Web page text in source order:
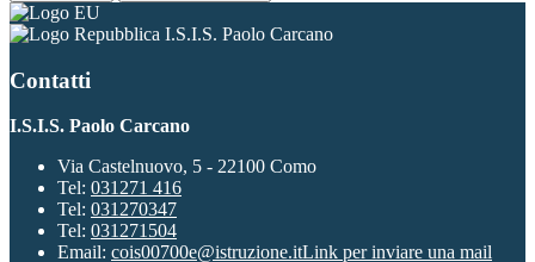
I.S.I.S. Paolo Carcano
Contatti
I.S.I.S. Paolo Carcano
Via Castelnuovo, 5 - 22100 Como
Tel: 031271 416
Tel: 031270347
Tel: 031271504
Email: cois00700e@istruzione.itLink per inviare una mail